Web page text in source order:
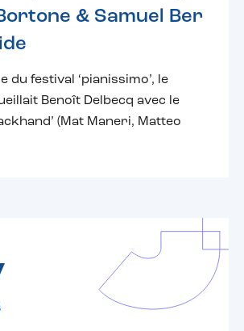
& Samuel Ber
du festival ‘pianissimo’, le
Benoît Delbecq avec le
(Mat Maneri, Matteo